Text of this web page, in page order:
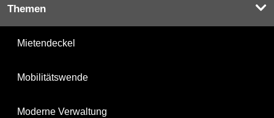
Themen
Mietendeckel
Mobilitätswende
Moderne Verwaltung